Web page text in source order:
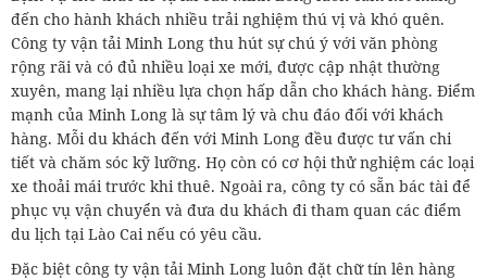
đến cho hành khách nhiều trải nghiệm thú vị và khó quên.
Công ty vận tải Minh Long thu hút sự chú ý với văn phòng
rộng rãi và có đủ nhiều loại xe mới, được cập nhật thường
xuyên, mang lại nhiều lựa chọn hấp dẫn cho khách hàng. Điểm
mạnh của Minh Long là sự tâm lý và chu đáo đối với khách
hàng. Mỗi du khách đến với Minh Long đều được tư vấn chi
tiết và chăm sóc kỹ lưỡng. Họ còn có cơ hội thử nghiệm các loại
xe thoải mái trước khi thuê. Ngoài ra, công ty có sẵn bác tài để
phục vụ vận chuyển và đưa du khách đi tham quan các điểm
du lịch tại Lào Cai nếu có yêu cầu.
Đặc biệt công ty vận tải Minh Long luôn đặt chữ tín lên hàng